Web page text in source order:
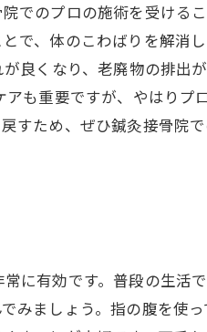
でのプロの施術を受ける
で、体のこわばりを解消
良くなり、老廃物の排出
も重要ですが、やはりプ
すため、ぜひ鍼灸接骨院
に有効です。普段の生活
みましょう。指の腹を使